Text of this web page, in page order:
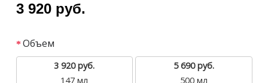
3 920 руб.
Объем
3 920 руб.
147 мл
5 690 руб.
500 мл